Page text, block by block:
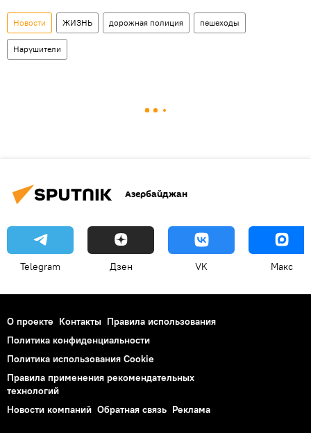
Новости ЖИЗНЬ дорожная полиция пешеходы
Нарушители
Азербайджан
Telegram Дзен VK Макс
О проекте Контакты Правила использования
Политика конфиденциальности
Политика использования Cookie
Правила применения рекомендательных
технологий
Новости компаний Обратная связь Реклама